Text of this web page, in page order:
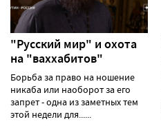
"Русский мир" и охота
на "ваххабитов"
Борьба за право на ношение
никаба или наоборот за его
запрет - одна из заметных тем
этой недели для......